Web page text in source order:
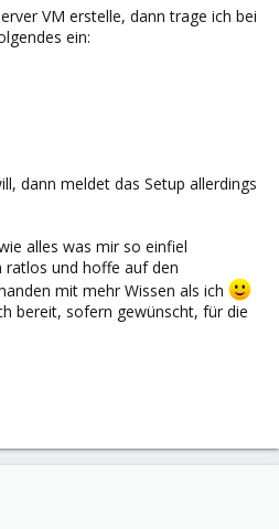
VM erstelle, dann trage ich bei
ein:
dann meldet das Setup allerdings
alles was mir so einfiel
ratlos und hoffe auf den
mit mehr Wissen als ich
bereit, sofern gewünscht, für die